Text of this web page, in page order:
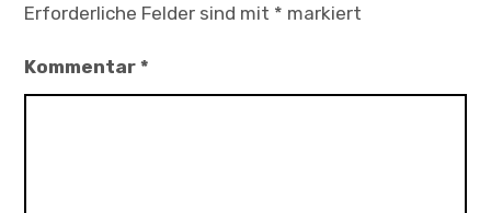
Erforderliche Felder sind mit * markiert
Kommentar*